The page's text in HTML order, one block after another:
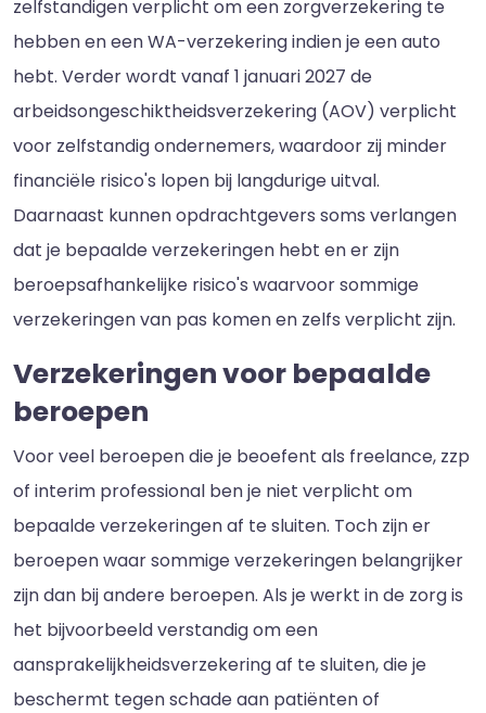
zelfstandigen verplicht om een zorgverzekering te
hebben en een WA-verzekering indien je een auto
hebt. Verder wordt vanaf 1 januari 2027 de
arbeidsongeschiktheidsverzekering (AOV) verplicht
voor zelfstandig ondernemers, waardoor zij minder
financiële risico's lopen bij langdurige uitval.
Daarnaast kunnen opdrachtgevers soms verlangen
dat je bepaalde verzekeringen hebt en er zijn
beroepsafhankelijke risico's waarvoor sommige
verzekeringen van pas komen en zelfs verplicht zijn.
Verzekeringen voor bepaalde
beroepen
Voor veel beroepen die je beoefent als freelance, zzp
of interim professional ben je niet verplicht om
bepaalde verzekeringen af te sluiten. Toch zijn er
beroepen waar sommige verzekeringen belangrijker
zijn dan bij andere beroepen. Als je werkt in de zorg is
het bijvoorbeeld verstandig om een
aansprakelijkheidsverzekering af te sluiten, die je
beschermt tegen schade aan patiënten of